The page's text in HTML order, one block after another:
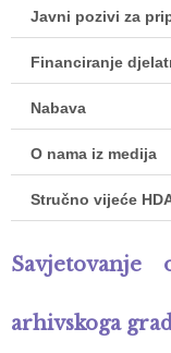
Javni pozivi za
Financiranje
Nabava
O nama iz medija
Stručno vijeće
arhivskoga